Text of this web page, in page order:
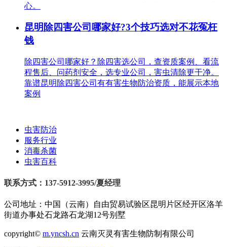
心。
昆明除四害公司哪家好?3个技巧选对不花冤枉
钱
除四害公司哪家好？除四害选公司，查资质案例、看流
程售后、问药剂安全，选专业公司，害虫清除更干净。
靠谱昆明除四害公司有有害生物防治资质，能展示本地
案例
虫害防治
服务行业
消毒杀菌
虫害百科
联系方式：137-5912-3995/夏经理
公司地址：中国（云南）自由贸易试验区昆明片区经开区洛羊
街道办事处石龙路石龙湖12号别墅
copyright© m.yncsh.cn 云南灭灵有害生物防制有限公司